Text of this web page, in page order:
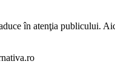
în atenţia publicului.